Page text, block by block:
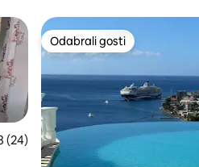
ocjena: 4,88/5, recenzija: 24
(24)
Odabrali gosti
Odabrali gosti